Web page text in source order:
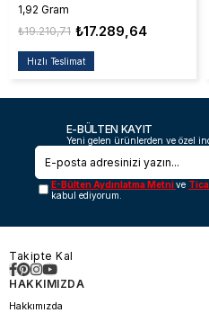
1,92 Gram
₺17.289,64
₺19.210,71
Hızlı Teslimat
E-BÜLTEN KAYIT
Yeni gelen ürünlerden ve özel
E-Bülten Aydınlatma Metnive
kabul ediyorum.
Takipte Kal
HAKKIMIZDA
Hakkımızda